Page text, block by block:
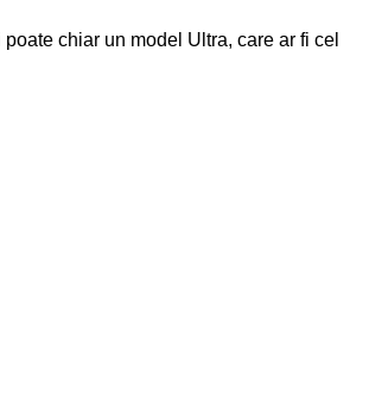
chiar un model Ultra, care ar fi cel